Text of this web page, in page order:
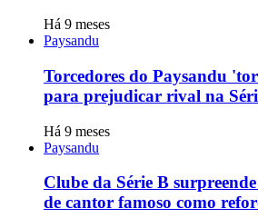
Há 9 meses
Paysandu
Torcedores do Paysandu
para prejudicar rival na
Há 9 meses
Paysandu
Clube da Série B
de cantor famoso como